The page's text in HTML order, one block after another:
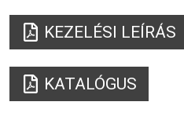
KEZELÉSI LEÍRÁS
KATALÓGUS